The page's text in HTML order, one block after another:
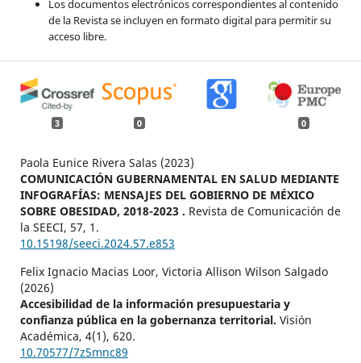
Los documentos electrónicos correspondientes al contenido
de la Revista se incluyen en formato digital para permitir su
acceso libre.
3 0 0
Paola Eunice Rivera Salas (2023)
COMUNICACIÓN GUBERNAMENTAL EN SALUD MEDIANTE
INFOGRAFÍAS: MENSAJES DEL GOBIERNO DE MÉXICO
SOBRE OBESIDAD, 2018-2023 . Revista de Comunicación de
la SEECI, 57, 1.
10.15198/seeci.2024.57.e853
Felix Ignacio Macias Loor, Victoria Allison Wilson Salgado
(2026)
Accesibilidad de la información presupuestaria y
confianza pública en la gobernanza territorial. Visión
Académica, 4(1), 620.
10.70577/7z5mnc89